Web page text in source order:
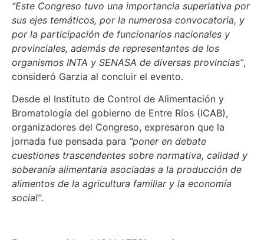
“Este Congreso tuvo una importancia superlativa por
sus ejes temáticos, por la numerosa convocatoria, y
por la participación de funcionarios nacionales y
provinciales, además de representantes de los
organismos INTA y SENASA de diversas provincias”,
consideró Garzia al concluir el evento.
Desde el Instituto de Control de Alimentación y
Bromatología del gobierno de Entre Ríos (ICAB),
organizadores del Congreso, expresaron que la
jornada fue pensada para “poner en debate
cuestiones trascendentes sobre normativa, calidad y
soberanía alimentaria asociadas a la producción de
alimentos de la agricultura familiar y la economía
social”.